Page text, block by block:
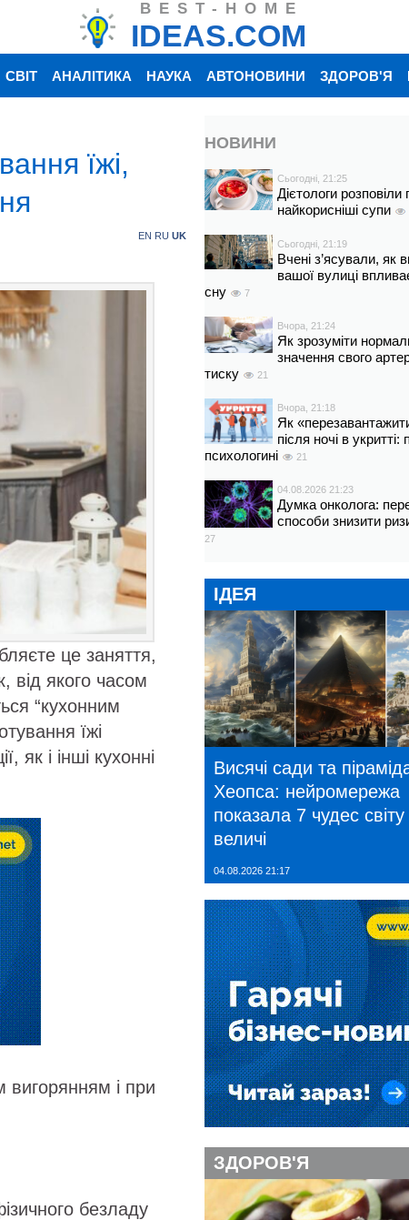
BEST-HOME
IDEAS.COM
СВІТ АНАЛІТИКА НАУКА АВТОНОВИНИ ЗДОРОВ'Я
їжі,
EN RU UK
це заняття,
від якого часом
“кухонним
їжі
як і інші кухонні
вигорянням і при
безладу
НОВИНИ
Сьогодні, 21:25
Дієтологи розповіли
найкорисніші супи
Сьогодні, 21:19
Вчені з’ясували, як
вашої вулиці
сну
7
Вчора, 21:24
Як зрозуміти
значення свого
тиску
21
Вчора, 21:18
Як
після ночі в укритті:
психологині
21
04.08.2026 21:23
Думка онколога:
способи знизити
27
ІДЕЯ
Висячі сади та
Хеопса: нейромережа
показала 7 чудес світу
величі
04.08.2026 21:17
ЗДОРОВ'Я